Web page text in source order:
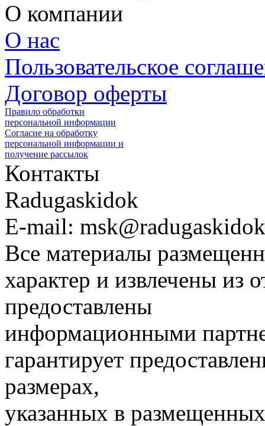
О компании
О нас
Пользовательское
Договор оферты
Правило обработки
персональной информации
Согласие на обработку
персональной информации и
получение рассылок
Контакты
Radugaskidok
E-mail:
Все материалы
характер и извлечены из
предоставлены
информационными
гарантирует
размерах,
указанных в